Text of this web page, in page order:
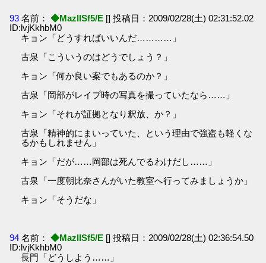
93 名前： ◆MazlISf5/E [] 投稿日：2009/02/28(土) 02:31:52.02
ID:lvjKkhbM0
キョン「どうすればいいんだ…………」
古泉「こういうのはどうでしょう？」
キョン「何か良い案でもあるのか？」
古泉「岡部がレイプ時の写真を撮っていたなら……」
キョン「それが証拠となり釈放、か？」
古泉「精神的にまいっていた、という理由で強盗も軽くな
るかもしれません」
キョン「だが……岡部は死んでるわけだし……」
古泉「一度朝比奈さんがいた教室へ行ってみましょうか」
キョン「そうだな」
94 名前： ◆MazlISf5/E [] 投稿日：2009/02/28(土) 02:36:54.50
ID:lvjKkhbM0
長門「どうしよう……」